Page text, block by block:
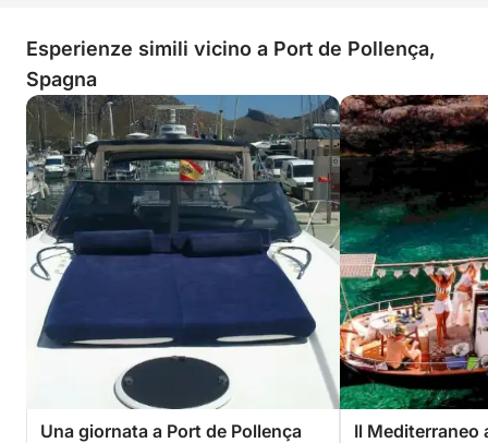
Esperienze simili vicino a Port de Pollença,
Spagna
Una giornata a Port de Pollença
Il Mediterraneo